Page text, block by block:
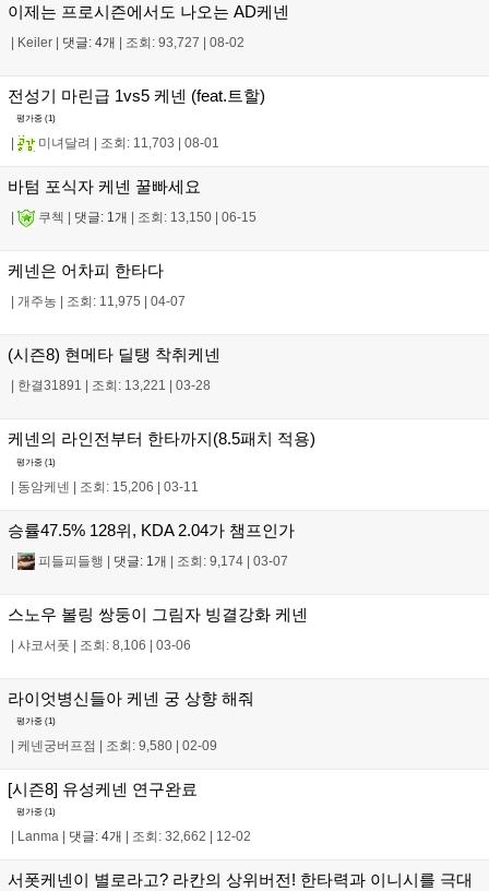
이제는 프로시즌에서도 나오는 AD케넨
| Keiler | 댓글: 4개 | 조회: 93,727 | 08-02
전성기 마린급 1vs5 케넨 (feat.트할)
평가중 (1)
미녀달려 조회: 11,703 08-01
바텀 포식자 케넨 꿀빠세요
쿠첵 댓글: 1개 조회: 13,150 06-15
케넨은 어차피 한타다
개주농 조회: 11,975 04-07
(시즌8) 현메타 딜탱 착취케넨
한결31891 조회: 13,221 03-28
케넨의 라인전부터 한타까지(8.5패치 적용)
평가중 (1)
| 동암케넨 | 조회: 15,206 | 03-11
승률47.5% 128위, KDA 2.04가 챔프인가
| 피들피들행 | 댓글: 1개 | 조회: 9,174 | 03-07
스노우 볼링 쌍둥이 그림자 빙결강화 케넨
| 샤코서폿 | 조회: 8,106 | 03-06
라이엇병신들아 케넨 궁 상향 해줘
평가중 (1)
케넨궁버프점 조회: 9,580 02-09
[시즌8] 유성케넨 연구완료
평가중 (1)
Lanma 댓글: 4개 조회: 32,662 12-02
서폿케넨이 별로라고? 라칸의 상위버전! 한타력과 이니시를 극대